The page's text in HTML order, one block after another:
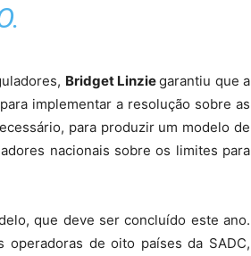
Bridget Linziegarantiu que a
implementar a resolução sobre as
para produzir um modelo de
nacionais sobre os limites para
que deve ser concluído este ano.
de oito países da SADC,